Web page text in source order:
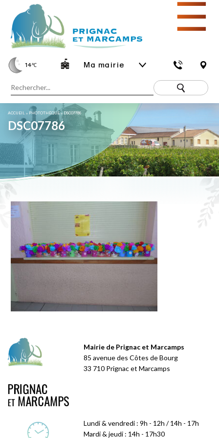
14℃ Ma mairie
☰
ACCUEIL » PHOTOTHÈQUE»DSC07786
DSC07786
Mairie de Prignac et Marcamps
85 avenue des Côtes de Bourg
33 710 Prignac et Marcamps
Lundi & vendredi : 9h - 12h / 14h - 17h
Mardi & jeudi : 14h - 17h30